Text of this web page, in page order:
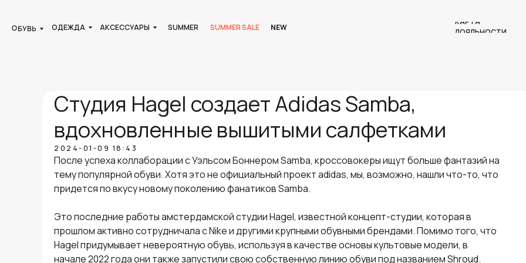
SUMMER SALE
SUMMER
ОБУВЬ ОДЕЖДА АКСЕССУАРЫ
КАРТА
ЛОЯЛЬНОСТИ
NEW
Студия Hagel создает Adidas Samba,
вдохновленные вышитыми салфетками
2024-01-09 18:43
После успеха коллаборации с Уэльсом Боннером Samba, кроссовокеры ищут больше фантазий на
тему популярной обуви. Хотя это не официальный проект adidas, мы, возможно, нашли что-то, что
придется по вкусу новому поколению фанатиков Samba.
Это последние работы амстердамской студии Hagel, известной концепт-студии, которая в
прошлом активно сотрудничала с Nike и другими крупными обувными брендами. Помимо того, что
Hagel придумывает невероятную обувь, используя в качестве основы культовые модели, в
начале 2022 года они также запустили свою собственную линию обуви под названием Shroud.